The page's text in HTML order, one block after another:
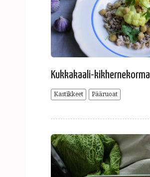
Kukkakaali-kikhernekorma
Kastikkeet Pääruoat